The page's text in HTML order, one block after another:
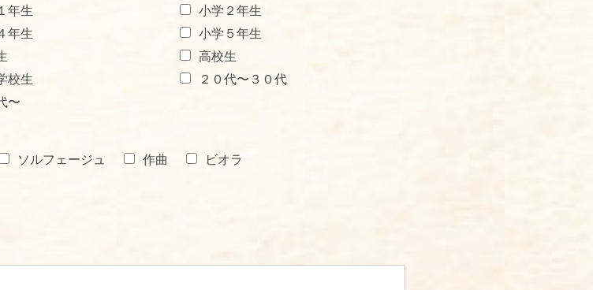
年生
小学２年生
年生
小学５年生
高校生
校生
２０代〜３０代
〜
ソルフェージュ 作曲 ビオラ